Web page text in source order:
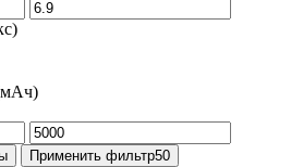
Применить фильтр50